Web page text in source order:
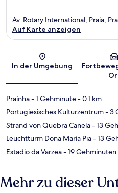
Av. Rotary International, Praia,
Auf Karte anzeigen
In der Umgebung
Praínha- 1 Gehminute- 0.1 km
Portugiesisches Kulturzentrum- 3
Strand von Quebra Canela- 13
Leuchtturm Dona María Pia- 13
Estadio da Varzea- 19 Gehminuten
Mehr zu dieser